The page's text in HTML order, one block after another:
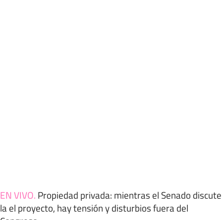
EN VIVO. Propiedad privada: mientras el Senado discute
la el proyecto, hay tensión y disturbios fuera del